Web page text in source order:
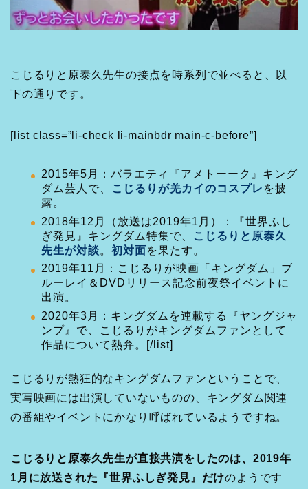
こじるりと原泰久先生の接点を時系列で並べると、以
下の通りです。
[list class=”li-check li-mainbdr main-c-before”]
2015年5月：バラエティ『アメトーーク』キング
ダム芸人で、
こじるりが羌カイのコスプレ を披
露。
2018年12月（放送は2019年1月）：『世界ふし
ぎ発見』キングダム特集で、
こじるりと原泰久
先生が対談。 初対面を果たす。
2019年11月：こじるりが映画「キングダム」ブ
ルーレイ＆DVDリリース記念前夜祭イベントに
出演。
2020年3月：キングダムを連載する『ヤングジャ
ンプ』で、こじるりがキングダムファンとして
作品について熱弁。[/list]
こじるりが熱狂的なキングダムファンということで、
実写映画には出演していないものの、キングダム関連
の番組やイベントにかなり呼ばれているようですね。
こじるりと原泰久先生が直接共演をしたのは、2019年
1月に放送された『世界ふしぎ発見』だけのようです